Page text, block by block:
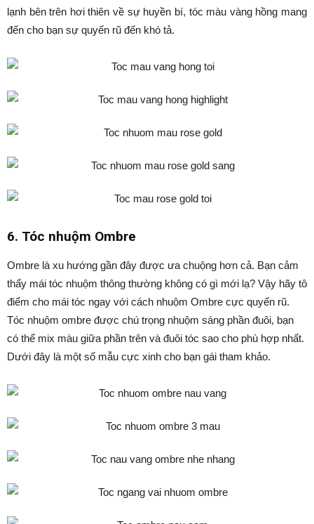
lạnh bên trên hơi thiên về sự huyền bí, tóc màu vàng hồng mang
đến cho bạn sự quyến rũ đến khó tả.
6. Tóc nhuộm Ombre
Ombre là xu hướng gần đây được ưa chuộng hơn cả. Bạn cảm
thấy mái tóc nhuộm thông thường không có gì mới lạ? Vậy hãy tô
điểm cho mái tóc ngay với cách nhuộm Ombre cực quyến rũ.
Tóc nhuộm ombre được chú trọng nhuộm sáng phần đuôi, bạn
có thể mix màu giữa phần trên và đuôi tóc sao cho phù hợp nhất.
Dưới đây là một số mẫu cực xinh cho bạn gái tham khảo.